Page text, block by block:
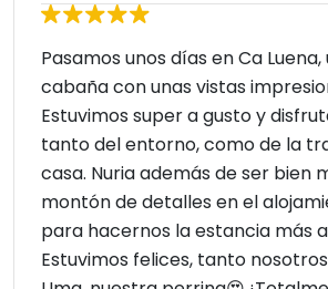
Pasamos unos días en Ca
cabaña con unas vistas
Estuvimos super a gusto y
tanto del entorno, como de la
casa. Nuria además de ser bien
montón de detalles en el
para hacernos la estancia más
Estuvimos felices, tanto